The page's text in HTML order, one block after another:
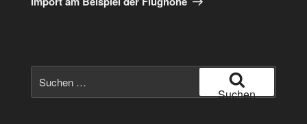
nach:
Suchen